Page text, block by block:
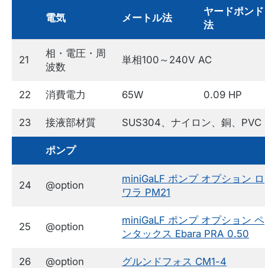
電気 メートル法
ヤードポンド
法
21
相・電圧・周
波数
単相100～240V AC
22 消費電力 65W 0.09 HP
23 接液部材質 SUS304、ナイロン、銅、PVC
ポンプ
24 @option
miniGaLF ポンプ オプション ロ
ワラ PM21
25 @option
miniGaLF ポンプ オプション ペ
ンタックス Ebara PRA 0.50
26 @option グルンドフォス CM1-4